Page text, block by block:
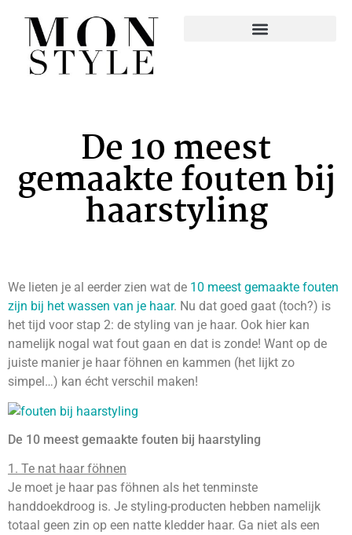
De 10 meest
gemaakte fouten bij
haarstyling
We lieten je al eerder zien wat de 10 meest gemaakte fouten
zijn bij het wassen van je haar. Nu dat goed gaat (toch?) is
het tijd voor stap 2: de styling van je haar. Ook hier kan
namelijk nogal wat fout gaan en dat is zonde! Want op de
juiste manier je haar föhnen en kammen (het lijkt zo
simpel…) kan écht verschil maken!
De 10 meest gemaakte fouten bij haarstyling
1. Te nat haar föhnen
Je moet je haar pas föhnen als het tenminste
handdoekdroog is. Je styling-producten hebben namelijk
totaal geen zin op een natte kledder haar. Ga niet als een